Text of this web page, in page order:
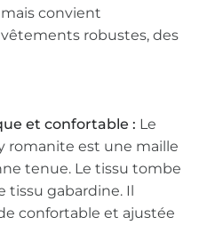
convient
robustes, des
et confortable : Le
romanite est une maille
tenue. Le tissu tombe
tissu gabardine. Il
confortable et ajustée